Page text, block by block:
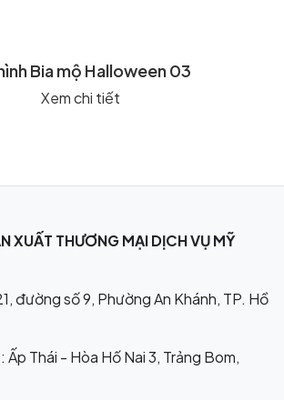
Bia mộ Halloween 03
Xem chi tiết
XUẤT THƯƠNG MẠI DỊCH VỤ MỸ
đường số 9, Phường An Khánh, TP. Hồ
: Ấp Thái - Hòa Hố Nai 3, Trảng Bom,